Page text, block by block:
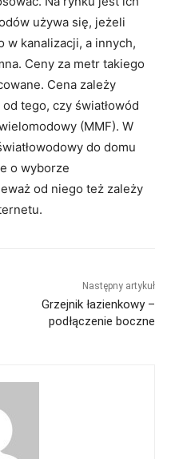
używa się, jeżeli
w kanalizacji, a innych,
Ceny za metr takiego
Cena zależy
tego, czy światłowód
(MMF). W
do domu
o wyborze
od niego też zależy
Następny artykuł
Grzejnik łazienkowy –
podłączenie boczne